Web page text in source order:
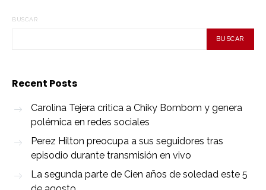
BUSCAR
BUSCAR
Recent Posts
Carolina Tejera critica a Chiky Bombom y genera
polémica en redes sociales
Perez Hilton preocupa a sus seguidores tras
episodio durante transmisión en vivo
La segunda parte de Cien años de soledad este 5